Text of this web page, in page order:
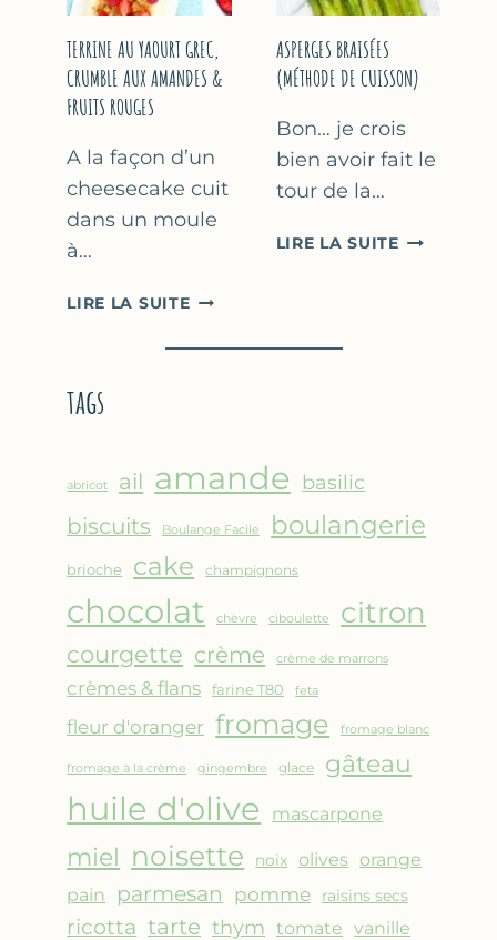
TERRINE AU YAOURT GREC,
CRUMBLE AUX AMANDES &
FRUITS ROUGES
A la façon d’un
cheesecake cuit
dans un moule
à…
LIRE LA SUITETERRINE
YAOURT
&
ROUGES
ASPERGES BRAISÉES
(MÉTHODE DE CUISSON)
Bon… je crois
bien avoir fait le
tour de la…
LIRE LA SUITEASPERGES
tags
abricot ail amande basilic
biscuits Boulange Facile boulangerie
brioche cake champignons
chocolat chèvre ciboulette citron
courgette crème crème de marrons
crèmes & flans farine T80 feta
fleur d'oranger fromage fromage blanc
fromage à la crème gingembre glace gâteau
huile d'olive mascarpone
miel noisette noix olives orange
pain
parmesan pomme raisins secs
ricotta tarte thym tomate vanille